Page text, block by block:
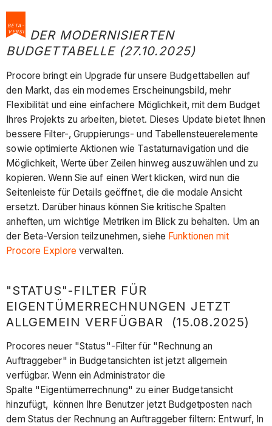
BETA-
VERSI
DER MODERNISIERTEN
BUDGETTABELLE (27.10.2025)
Procore bringt ein Upgrade für unsere Budgettabellen auf
den Markt, das ein modernes Erscheinungsbild, mehr
Flexibilität und eine einfachere Möglichkeit, mit dem Budget
Ihres Projekts zu arbeiten, bietet. Dieses Update bietet Ihnen
bessere Filter-, Gruppierungs- und Tabellensteuerelemente
sowie optimierte Aktionen wie Tastaturnavigation und die
Möglichkeit, Werte über Zeilen hinweg auszuwählen und zu
kopieren. Wenn Sie auf einen Wert klicken, wird nun die
Seitenleiste für Details geöffnet, die die modale Ansicht
ersetzt. Darüber hinaus können Sie kritische Spalten
anheften, um wichtige Metriken im Blick zu behalten. Um an
der Beta-Version teilzunehmen, siehe Funktionen mit
Procore Explore verwalten.
"STATUS"-FILTER FÜR
EIGENTÜMERRECHNUNGEN JETZT
ALLGEMEIN VERFÜGBAR (15.08.2025)
Procores neuer "Status"-Filter für "Rechnung an
Auftraggeber" in Budgetansichten ist jetzt allgemein
verfügbar. Wenn ein Administrator die
Spalte "Eigentümerrechnung" zu einer Budgetansicht
hinzufügt, können Ihre Benutzer jetzt Budgetposten nach
dem Status der Rechnung an Auftraggeber filtern: Entwurf, In